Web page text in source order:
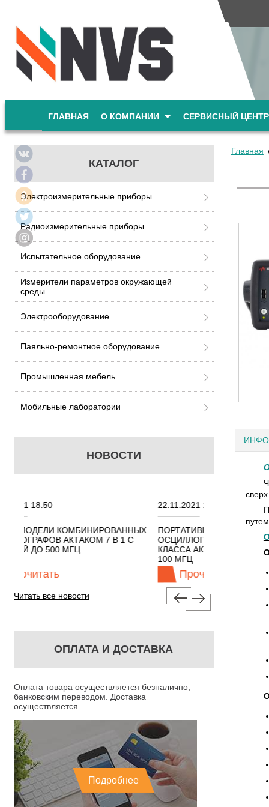
ГЛАВНАЯ О КОМПАНИИ СЕРВИСНЫЙ ЦЕНТР
КАТАЛОГ
Электроизмерительные приборы
Радиоизмерительные приборы
Испытательное оборудование
Измерители параметров окружающей
среды
Электрооборудование
Паяльно-ремонтное оборудование
Промышленная мебель
Мобильные лаборатории
НОВОСТИ
В 1 С
22.11.2021 18:41
ПОРТАТИВНЫЕ КОМБИНИРОВАННЫЕ
ОСЦИЛЛОГРАФЫ ЭКОНОМНОГО
КЛАССА АКТАКОМ "3 В 1" С ПОЛОСОЙ
02.08.2021
Читать все новости
ОПЛАТА И ДОСТАВКА
Оплата товара осуществляется безналично,
банковским переводом. Доставка
осуществляется...
Подробнее
Главная